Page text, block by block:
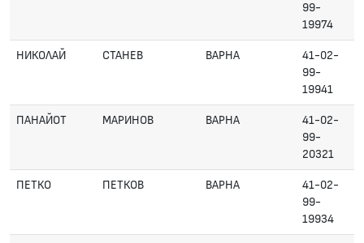
99-
19974
НИКОЛАЙ СТАНЕВ ВАРНА
41-02-
99-
19941
ПАНАЙОТ МАРИНОВ ВАРНА
41-02-
99-
20321
ПЕТКО ПЕТКОВ ВАРНА
41-02-
99-
19934